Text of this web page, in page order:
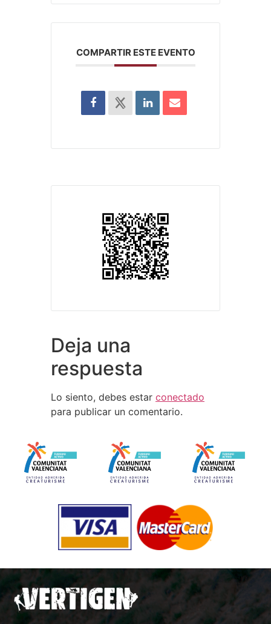
COMPARTIR ESTE EVENTO
Deja una
respuesta
Lo siento, debes estar conectado
para publicar un comentario.